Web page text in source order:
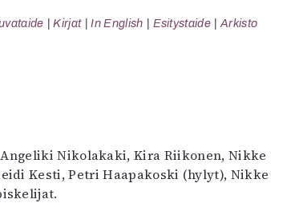
Kirjat In English Esitystaide Arkisto
Nikolakaki, Kira Riikonen, Nikke
Kesti, Petri Haapakoski (hylyt), Nikke